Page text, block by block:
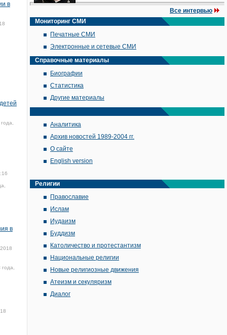
в
в
Все интервью
Мониторинг СМИ
Печатные СМИ
Электронные и сетевые СМИ
Справочные материалы
Биографии
Статистика
Другие материалы
Аналитика
Архив новостей 1989-2004 гг.
О сайте
English version
Религии
Православие
Ислам
Иудаизм
Буддизм
Католичество и протестантизм
Национальные религии
Новые религиозные движения
Атеизм и секуляризм
Диалог